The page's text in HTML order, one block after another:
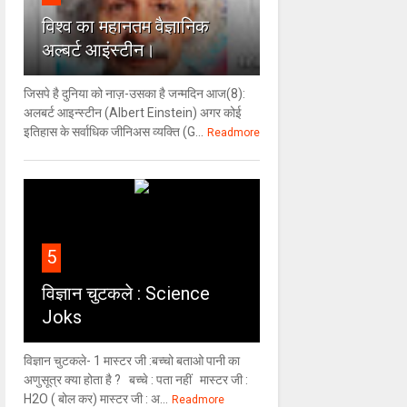
विश्‍व का महानतम वैज्ञानिक
अल्बर्ट आइंस्टीन।
जिसपे है दुनिया को नाज़-उसका है जन्मदिन आज(8):
अलबर्ट आइन्स्टीन (Albert Einstein) अगर कोई
इतिहास के सर्वाधिक जीनिअस व्यक्ति (G...
Readmore
5
विज्ञान चुटकले : Science
Joks
विज्ञान चुटकले- 1 मास्टर जी :बच्चो बताओ पानी का
अणुसूत्र क्या होता है ? बच्चे : पता नहीं मास्टर जी :
H2O ( बोल कर) मास्टर जी : अ...
Readmore